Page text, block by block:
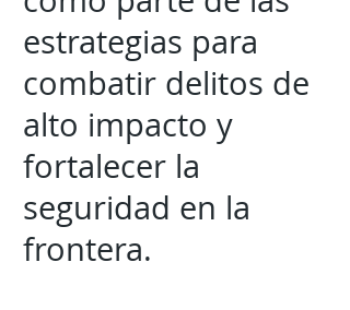
estrategias para
combatir delitos de
alto impacto y
fortalecer la
seguridad en la
frontera.